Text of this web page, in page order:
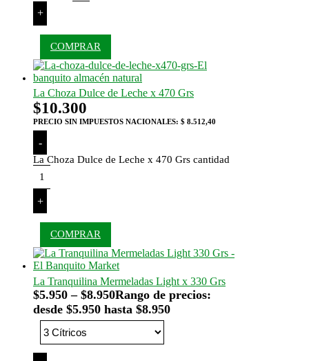
+
COMPRAR
La Choza Dulce de Leche x 470 Grs
$10.300
PRECIO SIN IMPUESTOS NACIONALES: $ 8.512,40
-
La Choza Dulce de Leche x 470 Grs cantidad
+
COMPRAR
La Tranquilina Mermeladas Light x 330 Grs
$5.950 – $8.950Rango de precios:
desde $5.950 hasta $8.950